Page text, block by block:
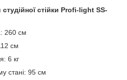
студійної стійки Profi-light SS-
260 см
см
6 кг
стані: 95 см